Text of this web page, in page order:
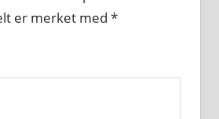
er merket med *